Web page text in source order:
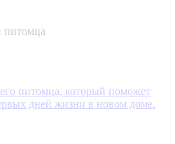
питомца
питомца, который поможет
дней жизни в новом доме.